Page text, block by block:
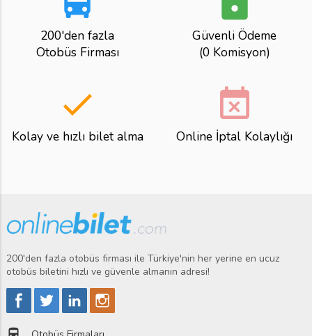
200'den fazla
Otobüs Firması
Güvenli Ödeme
(0 Komisyon)
done
Kolay ve hızlı bilet alma
event_busy
Online İptal Kolaylığı
200'den fazla otobüs firması ile Türkiye'nin her yerine en ucuz
otobüs biletini hızlı ve güvenle almanın adresi!